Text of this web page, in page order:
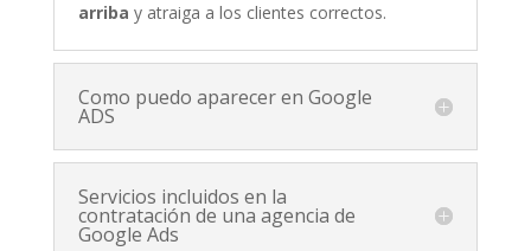
arriba y atraiga a los clientes correctos.
Como puedo aparecer en Google
ADS
Servicios incluidos en la
contratación de una agencia de
Google Ads